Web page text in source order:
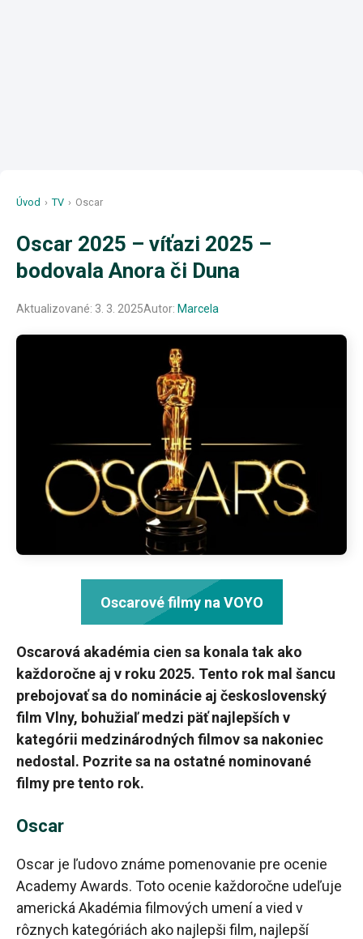
Úvod › TV › Oscar
Oscar 2025 – víťazi 2025 –
bodovala Anora či Duna
Aktualizované: 3. 3. 2025Autor: Marcela
Oscarové filmy na VOYO
Oscarová akadémia cien sa konala tak ako
každoročne aj v roku 2025. Tento rok mal šancu
prebojovať sa do nominácie aj československý
film Vlny, bohužiaľ medzi päť najlepších v
kategórii medzinárodných filmov sa nakoniec
nedostal. Pozrite sa na ostatné nominované
filmy pre tento rok.
Oscar
Oscar je ľudovo známe pomenovanie pre ocenie
Academy Awards. Toto ocenie každoročne udeľuje
americká Akadémia filmových umení a vied v
rôznych kategóriách ako najlepši film, najlepší